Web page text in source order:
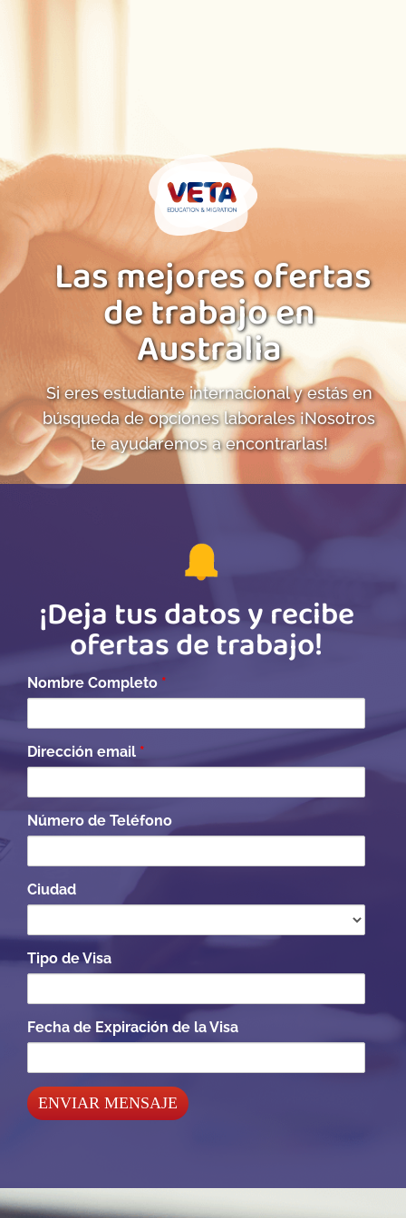
Las mejores ofertas
de trabajo en
Australia
Si eres estudiante internacional y estás en
búsqueda de opciones laborales ¡Nosotros
te ayudaremos a encontrarlas!
¡Deja tus datos y recibe
ofertas de trabajo!
Nombre Completo *
Dirección email *
Número de Teléfono
Ciudad
Tipo de Visa
Fecha de Expiración de la Visa